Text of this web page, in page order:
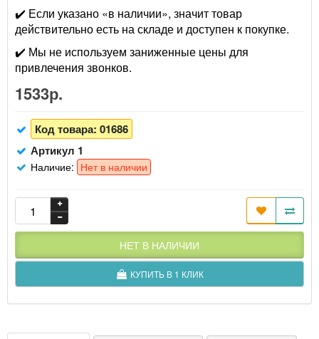
✔️ Если указано «в наличии», значит товар
действительно есть на складе и доступен к покупке.
✔️ Мы не используем заниженные цены для
привлечения звонков.
1533р.
Код товара: 01686
Артикул 1
Наличие: Нет в наличии
НЕТ В НАЛИЧИИ
КУПИТЬ В 1 КЛИК